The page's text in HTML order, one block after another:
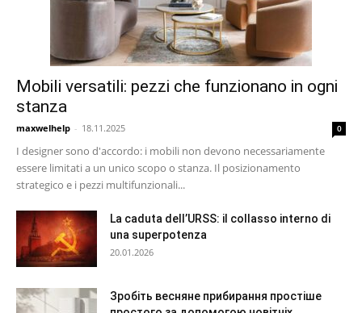
Mobili versatili: pezzi che funzionano in ogni
stanza
maxwelhelp - 18.11.2025 0
I designer sono d'accordo: i mobili non devono necessariamente
essere limitati a un unico scopo o stanza. Il posizionamento
strategico e i pezzi multifunzionali...
La caduta dell’URSS: il collasso interno di
una superpotenza
20.01.2026
Зробіть весняне прибирання простіше